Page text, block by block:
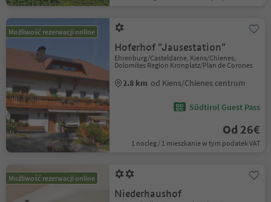
Możliwość rezerwacji online
Hoferhof "Jausestation"
Ehrenburg/Casteldarne, Kiens/Chienes,
Dolomites Region Kronplatz/Plan de Corones
2.8 km od Kiens/Chienes centrum
Südtirol Guest Pass
Od 26€
1 nocleg / 1 mieszkanie w tym podatek VAT
Możliwość rezerwacji online
Niederhaushof